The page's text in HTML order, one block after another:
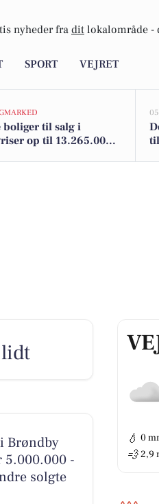
nyheder fra dit lokalområde -
SPORT VEJRET
boliger til salg i
op til 13.265.000
💧 0
💨 2,9
Brøndby
5.000.000 -
solgte